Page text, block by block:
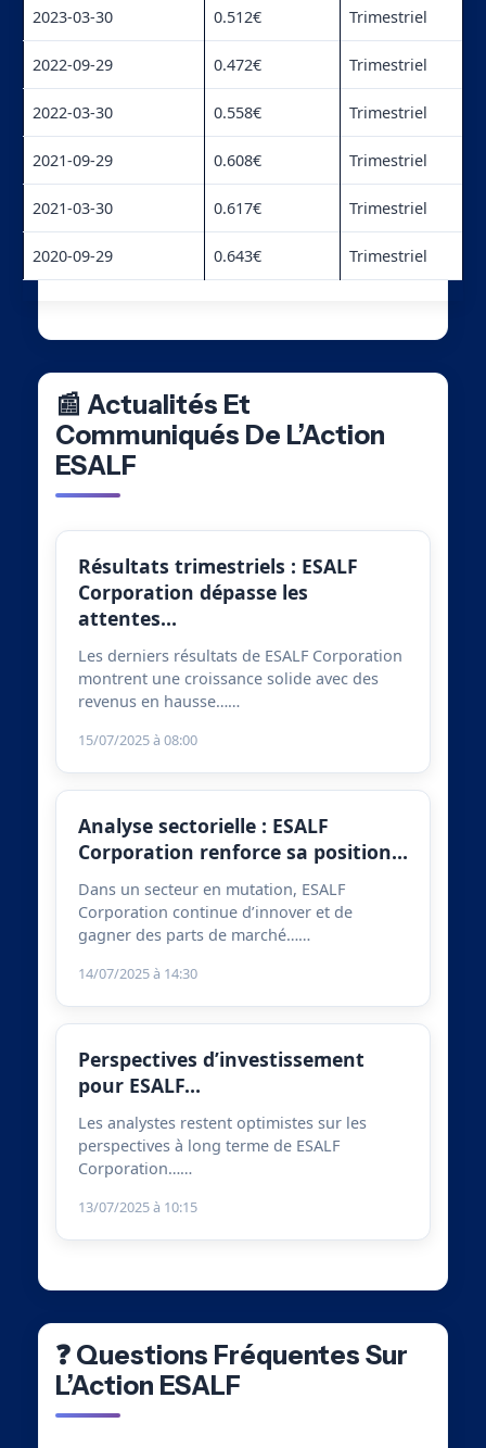
2023-03-30 0.512€ Trimestriel
2022-09-29 0.472€ Trimestriel
2022-03-30 0.558€ Trimestriel
2021-09-29 0.608€ Trimestriel
2021-03-30 0.617€ Trimestriel
2020-09-29 0.643€ Trimestriel
📰 Actualités Et
Communiqués De L’Action
ESALF
Résultats trimestriels : ESALF
Corporation dépasse les
attentes…
Les derniers résultats de ESALF Corporation
montrent une croissance solide avec des
revenus en hausse……
15/07/2025 à 08:00
Analyse sectorielle : ESALF
Corporation renforce sa position…
Dans un secteur en mutation, ESALF
Corporation continue d’innover et de
gagner des parts de marché……
14/07/2025 à 14:30
Perspectives d’investissement
pour ESALF…
Les analystes restent optimistes sur les
perspectives à long terme de ESALF
Corporation……
13/07/2025 à 10:15
❓ Questions Fréquentes Sur
L’Action ESALF